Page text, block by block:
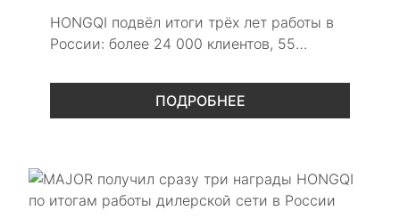
HONGQI подвёл итоги трёх лет работы в
России: более 24 000 клиентов, 55
модельной линейки и новые планы на
ПОДРОБНЕЕ